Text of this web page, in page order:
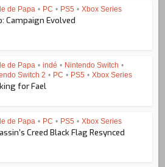
de Papa • PC • PS5 • Xbox Series
Campaign Evolved
de Papa • indé • Nintendo Switch •
Switch 2 • PC • PS5 • Xbox Series
for Fael
de Papa • PC • PS5 • Xbox Series
Creed Black Flag Resynced